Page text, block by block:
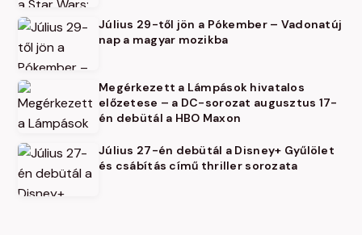
Július 29-től jön a Pókember – Vadonatúj
nap a magyar mozikba
Megérkezett a Lámpások hivatalos
előzetese – a DC-sorozat augusztus 17-
én debütál a HBO Maxon
Július 27-én debütál a Disney+ Gyűlölet
és csábítás című thriller sorozata